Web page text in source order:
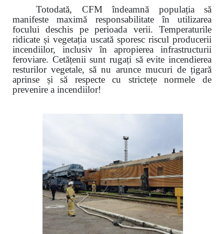
Totodată, CFM îndeamnă populația să
manifeste maximă responsabilitate în utilizarea
focului deschis pe perioada verii. Temperaturile
ridicate și vegetația uscată sporesc riscul producerii
incendiilor, inclusiv în apropierea infrastructurii
feroviare. Cetățenii sunt rugați să evite incendierea
resturilor vegetale, să nu arunce mucuri de țigară
aprinse și să respecte cu strictețe normele de
prevenire a incendiilor!